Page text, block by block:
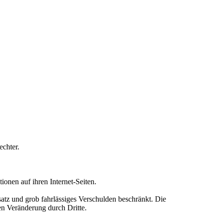
auf ihren Internet-Seiten.
und grob fahrlässiges Verschulden beschränkt. Die
Veränderung durch Dritte.